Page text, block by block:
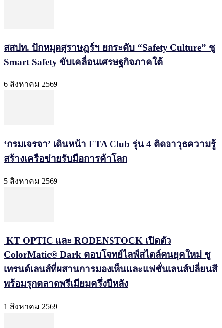
สสปท. ปักหมุดสุราษฎร์ฯ ยกระดับ “Safety Culture” ชู
Smart Safety ขับเคลื่อนเศรษฐกิจภาคใต้
6 สิงหาคม 2569
‘กรมเจรจา’ เดินหน้า FTA Club รุ่น 4 ติดอาวุธความรู้
สร้างเครือข่ายรับมือการค้าโลก
5 สิงหาคม 2569
KT OPTIC และ RODENSTOCK เปิดตัว
ColorMatic® Dark ตอบโจทย์ไลฟ์สไตล์คนยุคใหม่ ชู
เทรนด์เลนส์ที่ผสานการมองเห็นและแฟชั่นเลนส์ปลี่ยนสี
พร้อมรุกตลาดพรีเมียมครึ่งปีหลัง
1 สิงหาคม 2569